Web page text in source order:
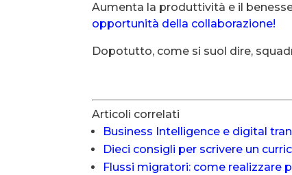
Aumenta la produttività e il
opportunità della collaborazione!
Dopotutto, come si suol dire,
Articoli correlati
Business Intelligence e digital
Dieci consigli per scrivere un
Flussi migratori: come realizzare